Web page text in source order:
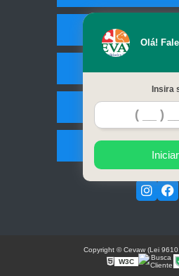
Contato
Olá!
Insira
Copyright © Cevaw (Lei
W3C